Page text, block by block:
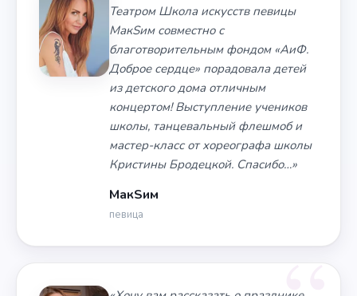
Театром Школа искусств певицы
МакSим совместно с
благотворительным фондом «АиФ.
Доброе сердце» порадовала детей
из детского дома отличным
концертом! Выступление учеников
школы, танцевальный флешмоб и
мастер-класс от хореографа школы
Кристины Бродецкой. Спасибо…»
МакSим
певица